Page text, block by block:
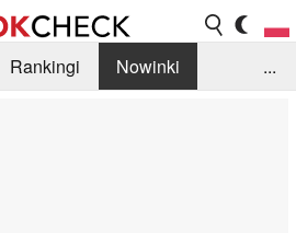
Rankingi
Nowinki
...